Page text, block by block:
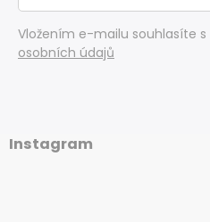
Vložením e-mailu souhlasíte s
osobních údajů
Instagram